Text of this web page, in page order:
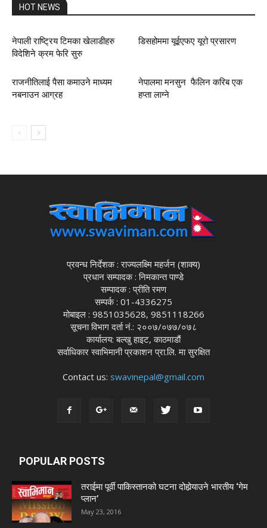
HOT NEWS
नेपाली राष्ट्रिय टिमका खेलाडीहरु
विदेशिने क्रम फेरि सुरु
डिसहोममा यूईएफए यूरो प्रसारण
राजनीतिलाई पैसा कमाउने माध्यम
नबनाउन आग्रह
नेपालमा मनसुन फैलिन करिब एक
हप्ता लाग्ने
प्रवन्ध निर्देशक : राज्यलक्ष्मि महर्जन (शाक्य)
प्रधान सम्पादक : निमकान्त पाण्डे
सम्पादक : प्रीति रमण
सम्पर्क : 01-4336275
मोबाइल : 9851035628, 9851118266
सूचना विभाग दर्ता नं.: २००७/०७७/०७८
कार्यालय: बल्खु हाइट, काठमाडौं
सर्वाधिकार स्वाभिमानी प्रकाशन प्रा.लि. मा सुरक्षित
Contact us: swavinepal@gmail.com
POPULAR POSTS
तराईमा पूर्वी पाकिस्तानको घटना दोहोर्‍याउने भारतीय ‘गेम
प्लान’
May 23, 2016